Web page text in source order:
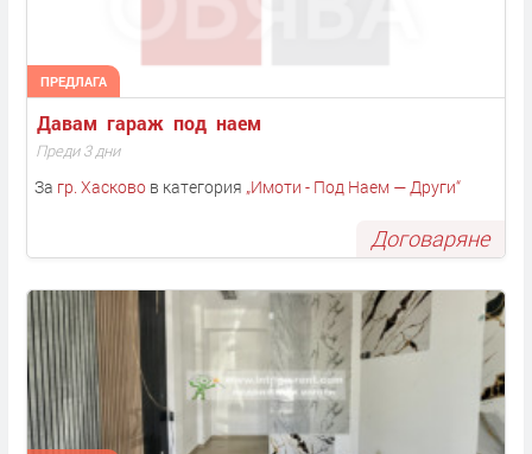
ПРЕДЛАГА
Давам  гараж  под  наем
Преди 3 дни
За гр. Хасковов категория „Имоти - Под Наем — Други“
Договаряне